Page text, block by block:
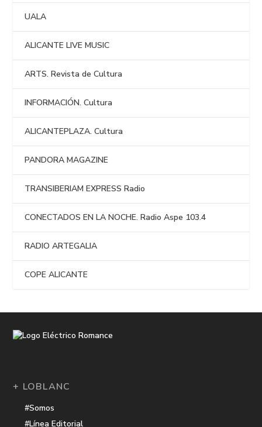
UALA
ALICANTE LIVE MUSIC
ARTS. Revista de Cultura
INFORMACIÓN. Cultura
ALICANTEPLAZA. Cultura
PANDORA MAGAZINE
TRANSIBERIAM EXPRESS Radio
CONECTADOS EN LA NOCHE. Radio Aspe 103.4
RADIO ARTEGALIA
COPE ALICANTE
+ LOBLANC
#Somos
#Línea Editorial